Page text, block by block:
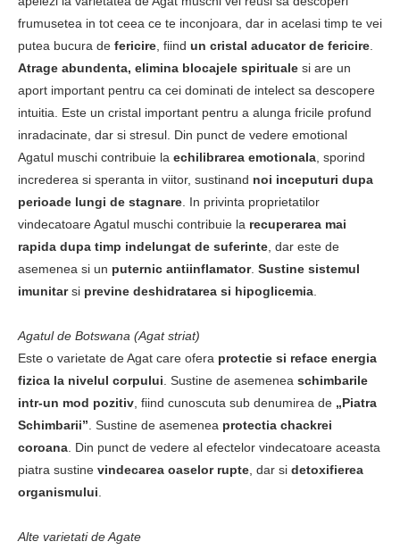
frumusetea in tot ceea ce te inconjoara, dar in acelasi timp te vei
putea bucura de fericire , fiind un cristal aducator de fericire
Atrage abundenta, elimina blocajele spirituale si are un
aport important pentru ca cei dominati de intelect sa descopere
intuitia. Este un cristal important pentru a alunga fricile profund
inradacinate, dar si stresul. Din punct de vedere emotional
Agatul muschi contribuie la echilibrarea emotionala , sporind
increderea si speranta in viitor, sustinand noi inceputuri dupa
perioade lungi de stagnare . In privinta proprietatilor
vindecatoare Agatul muschi contribuie la recuperarea mai
rapida dupa timp indelungat de suferinte , dar este de
asemenea si un puternic antiinflamator. Sustine sistemul
imunitarsi previne deshidratarea si hipoglicemia
Agatul de Botswana (Agat striat)
Este o varietate de Agat care ofera protectie si reface energia
fizica la nivelul corpului . Sustine de asemenea schimbarile
intr-un mod pozitiv , fiind cunoscuta sub denumirea de „Piatra
Schimbarii” . Sustine de asemenea protectia chackrei
coroana . Din punct de vedere al efectelor vindecatoare aceasta
piatra sustine vindecarea oaselor rupte , dar si detoxifierea
organismului
Alte varietati de Agate